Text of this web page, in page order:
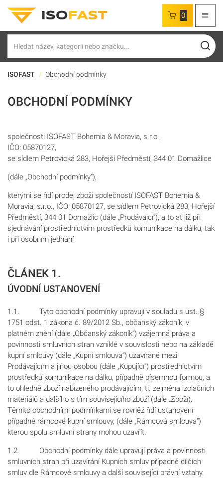
0
ISOFAST Obchodní podmínky
OBCHODNÍ PODMÍNKY
společnosti ISOFAST Bohemia & Moravia, s.r.o.,
IČO: 05870127,
se sídlem Petrovická 283, Hořejší Předměstí, 344 01 Domažlice
(dále „Obchodní podmínky“),
kterými se řídí prodej zboží společností ISOFAST Bohemia &
Moravia, s.r.o., IČO: 05870127, se sídlem Petrovická 283, Hořejší
Předměstí, 344 01 Domažlic (dále „Prodávajcí“), a to ať již při
sjednávání prostřednictvím prostředků komunikace na dálku, tak
i při osobním jednání
ČLÁNEK 1.
ÚVODNÍ USTANOVENÍ
1.1. Tyto obchodní podmínky upravují v souladu s ust. §
1751 odst. 1 zákona č. 89/2012 Sb., občanský zákoník, v
platném znění (dále „Občanský zákoník“) vzájemná práva a
povinnosti smluvních stran vzniklé v souvislosti nebo na základě
kupní smlouvy (dále „Kupní smlouva“) uzavírané mezi
Prodávajícím a jinou osobou (dále „Kupující“) prostřednictvím
prostředků komunikace na dálku, případně písemnou formou, a
to ohledně zboží nabízeného prodávajícím, tj. zejména izolačních
materiálů a dalšího s tím souvisejícího zboží (dále „Zboží).
Těmito obchodními podmínkami se rovněž řídí ustanovení
případné rámcové kupní smlouvy, (dále „Rámcová smlouva“)
kterou spolu smluvní strany mohou uzavřít.
1.2. Obchodní podmínky dále upravují práva a povinnosti
smluvních stran při uzavírání Kupních smluv případně dílčích
smluv dle Rámcové smlouvy a další související právní vztahy.